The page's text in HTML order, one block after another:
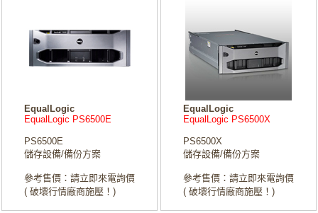
EqualLogic
EqualLogic PS6500E
PS6500E
儲存設備/備份方案
參考售價：請立即來電詢價
( 破壞行情廠商施壓！)
EqualLogic
EqualLogic PS6500X
PS6500X
儲存設備/備份方案
參考售價：請立即來電詢價
( 破壞行情廠商施壓！)